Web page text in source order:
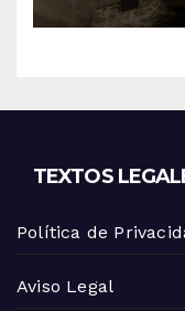
TEXTOS
Política de
Aviso Legal